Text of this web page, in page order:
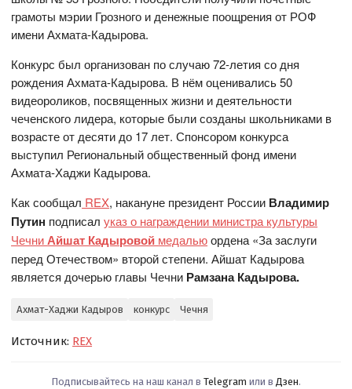
грамоты мэрии Грозного и денежные поощрения от РОФ
имени Ахмата-Кадырова.
Конкурс был организован по случаю 72-летия со дня
рождения Ахмата-Кадырова. В нём оценивались 50
видеороликов, посвященных жизни и деятельности
чеченского лидера, которые были созданы школьниками в
возрасте от десяти до 17 лет. Спонсором конкурса
выступил Региональный общественный фонд имени
Ахмата-Хаджи Кадырова.
Как сообщал REX, накануне президент России Владимир
Путин подписалуказ о награждении министра культуры
ЧечниАйшат Кадыровой медальюордена «За заслуги
перед Отечеством» второй степени. Айшат Кадырова
является дочерью главы Чечни Рамзана Кадырова.
Ахмат-Хаджи Кадыров конкурс Чечня
Источник: REX
Подписывайтесь на наш канал в Telegram или в Дзен.